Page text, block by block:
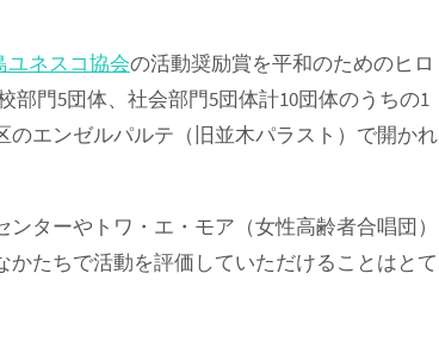
ユネスコ協会の活動奨励賞を平和のためのヒロ
部門5団体、社会部門5団体計10団体のうちの1
のエンゼルパルテ（旧並木パラスト）で開かれ
ターやトワ・エ・モア（女性高齢者合唱団）
たちで活動を評価していただけることはとて